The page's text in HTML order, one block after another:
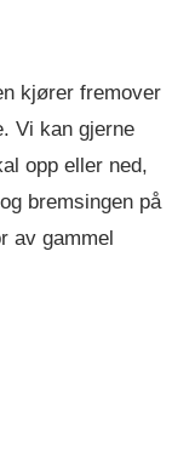
kjører fremover
Vi kan gjerne
opp eller ned,
bremsingen på
av gammel